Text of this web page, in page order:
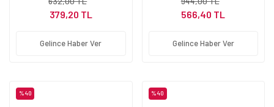
379,20 TL
Gelince Haber Ver
566,40 TL
Gelince Haber Ver
%40 %40